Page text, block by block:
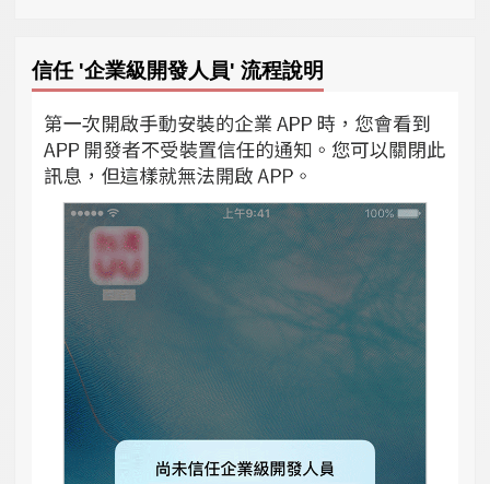
信任 '企業級開發人員' 流程說明